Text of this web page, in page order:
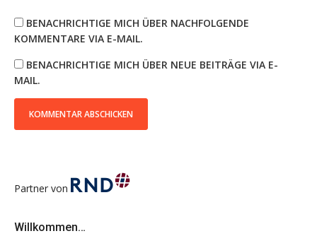
BENACHRICHTIGE MICH ÜBER NACHFOLGENDE
KOMMENTARE VIA E-MAIL.
BENACHRICHTIGE MICH ÜBER NEUE BEITRÄGE VIA E-
MAIL.
Partner von
Willkommen…